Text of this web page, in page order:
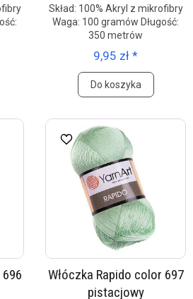
Skład: 100% Akryl z mikrofibry
Waga: 100 gramów Długość:
350 metrów
9,95 zł *
Do koszyka
Włóczka Rapido color 697
pistacjowy